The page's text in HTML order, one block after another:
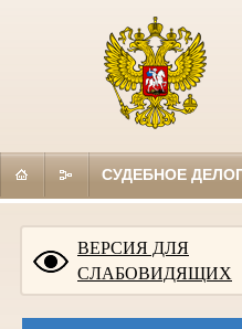
СУДЕБНОЕ
ВЕРСИЯ ДЛЯ
СЛАБОВИДЯЩИХ